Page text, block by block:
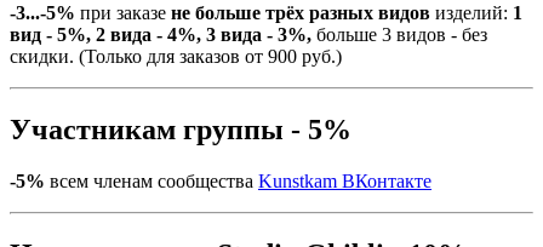
-3...-5% при заказе не больше трёх разных видов изделий: 1
вид - 5%, 2 вида - 4%, 3 вида - 3%, больше 3 видов - без
скидки. (Только для заказов от 900 руб.)
Участникам группы - 5%
-5% всем членам сообщества Kunstkam ВКонтакте